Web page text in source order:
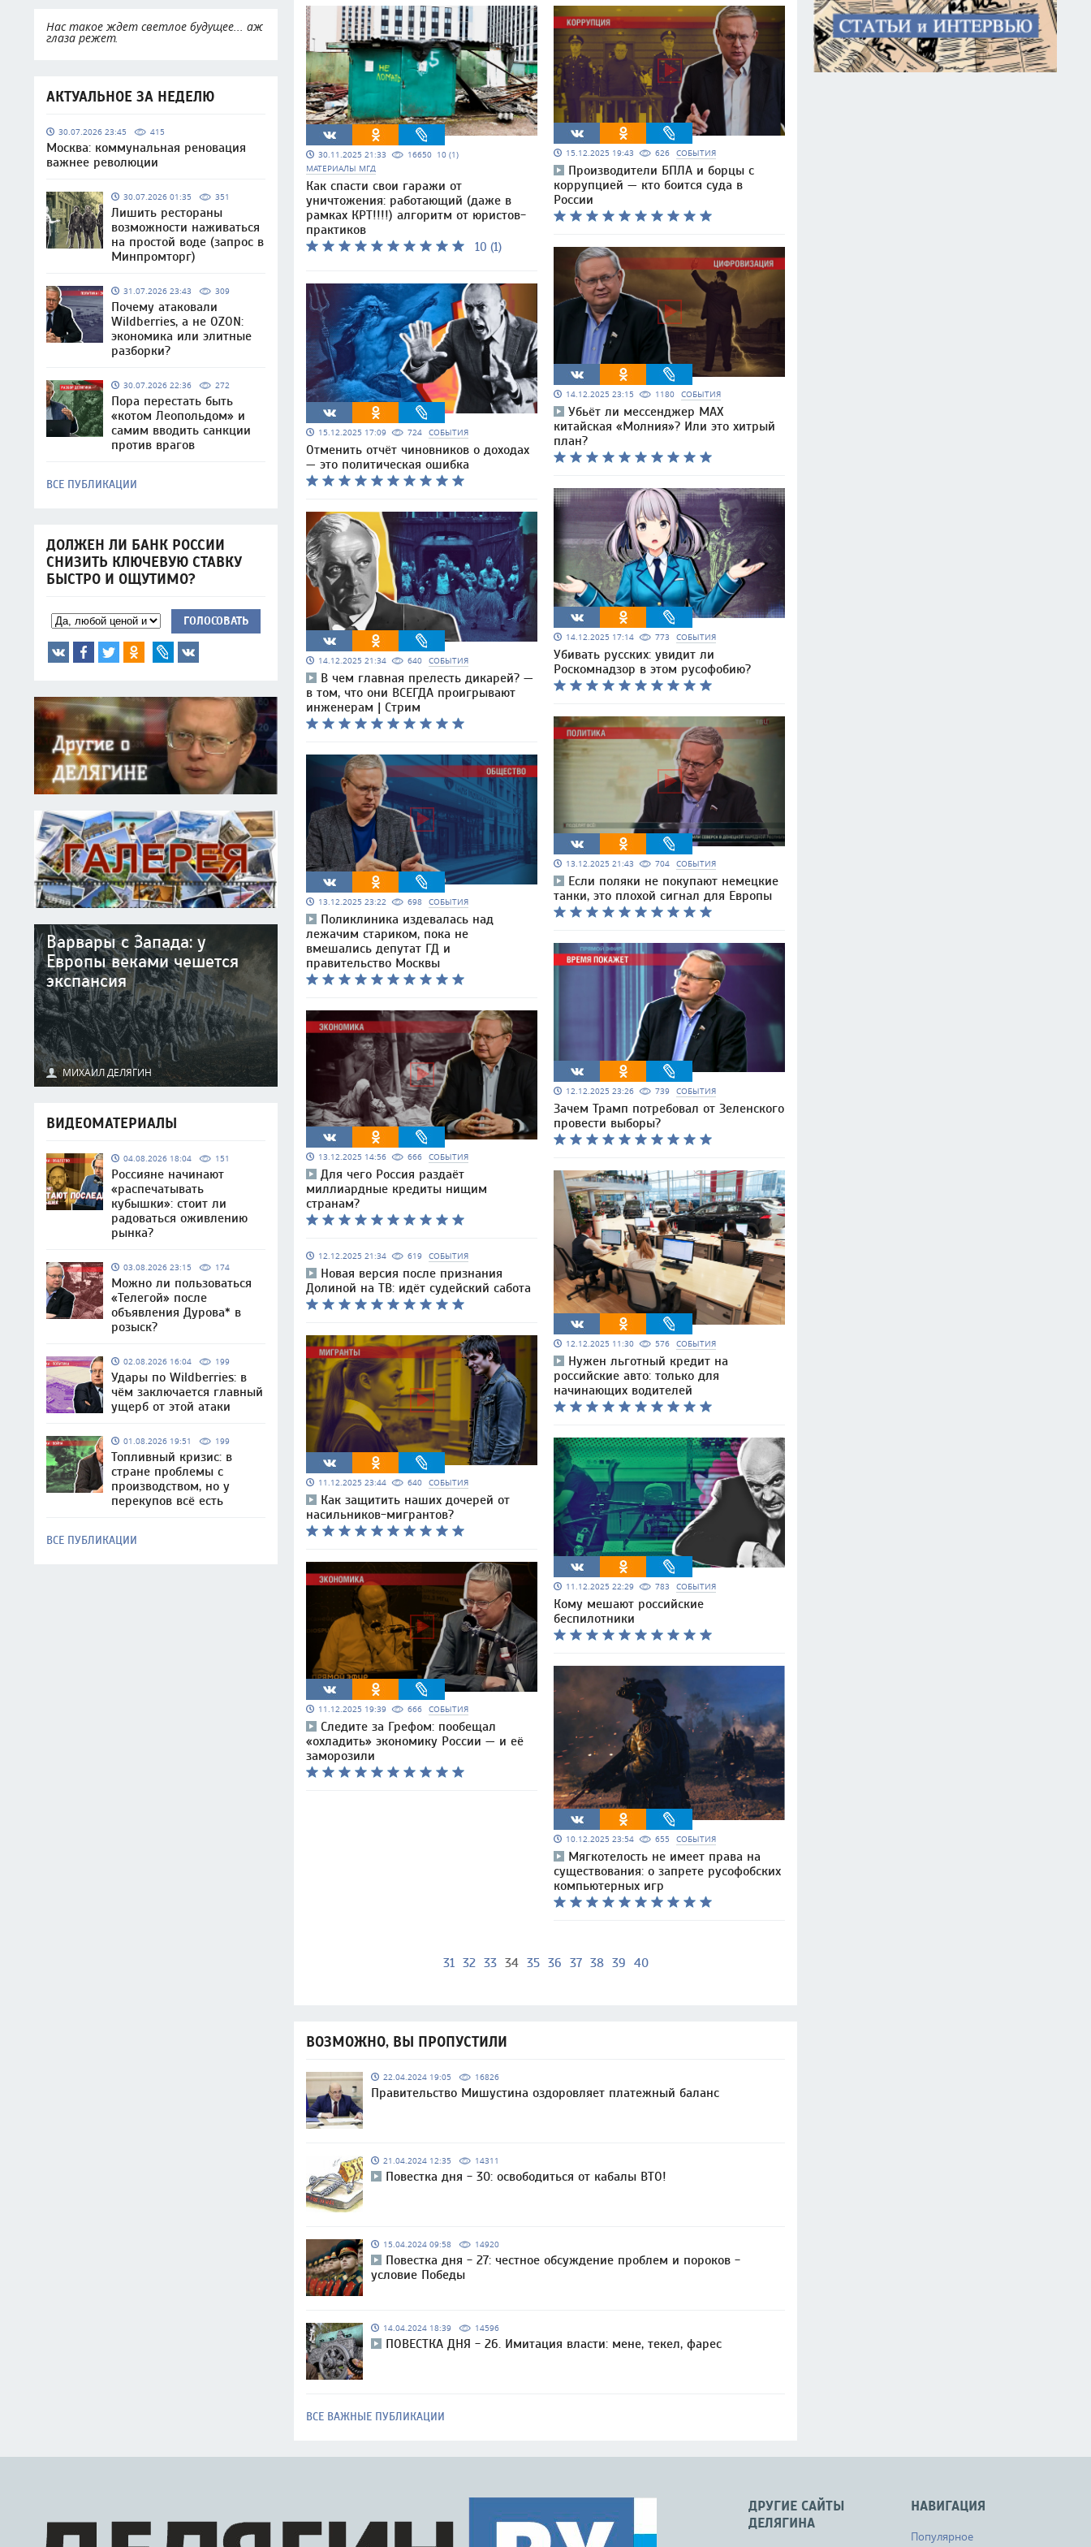
Нас такое ждет светлое будущее... аж
глаза режет.
АКТУАЛЬНОЕ ЗА НЕДЕЛЮ
30.07.2026 23:45 415
Москва: коммунальная реновация
важнее революции
30.07.2026 01:35 351
Лишить рестораны
возможности наживаться
на простой воде (запрос в
Минпромторг)
31.07.2026 23:43 309
Почему атаковали
Wildberries, а не OZON:
экономика или элитные
разборки?
30.07.2026 22:36 272
Пора перестать быть
«котом Леопольдом» и
самим вводить санкции
против врагов
ВСЕ ПУБЛИКАЦИИ
ДОЛЖЕН ЛИ БАНК РОССИИ
СНИЗИТЬ КЛЮЧЕВУЮ СТАВКУ
БЫСТРО И ОЩУТИМО?
ГОЛОСОВАТЬ
Варвары с Запада: у
Европы веками чешется
экспансия
МИХАИЛ ДЕЛЯГИН
ВИДЕОМАТЕРИАЛЫ
04.08.2026 18:04 151
Россияне начинают
«распечатывать
кубышки»: стоит ли
радоваться оживлению
рынка?
03.08.2026 23:15 174
Можно ли пользоваться
«Телегой» после
объявления Дурова* в
розыск?
02.08.2026 16:04 199
Удары по Wildberries: в
чём заключается главный
ущерб от этой атаки
01.08.2026 19:51 199
Топливный кризис: в
стране проблемы с
производством, но у
перекупов всё есть
ВСЕ ПУБЛИКАЦИИ
30.11.2025 21:33 16650 10 (1)
МАТЕРИАЛЫ МГД
Как спасти свои гаражи от
уничтожения: работающий (даже в
рамках КРТ!!!!) алгоритм от юристов-
практиков
10 (1)
15.12.2025 17:09 724 СОБЫТИЯ
Отменить отчёт чиновников о доходах
— это политическая ошибка
14.12.2025 21:34 640 СОБЫТИЯ
В чем главная прелесть дикарей? —
в том, что они ВСЕГДА проигрывают
инженерам | Стрим
13.12.2025 23:22 698 СОБЫТИЯ
Поликлиника издевалась над
лежачим стариком, пока не
вмешались депутат ГД и
правительство Москвы
13.12.2025 14:56 666 СОБЫТИЯ
Для чего Россия раздаёт
миллиардные кредиты нищим
странам?
12.12.2025 21:34 619 СОБЫТИЯ
Новая версия после признания
Долиной на ТВ: идёт судейский сабота
11.12.2025 23:44 640 СОБЫТИЯ
Как защитить наших дочерей от
насильников-мигрантов?
11.12.2025 19:39 666 СОБЫТИЯ
Следите за Грефом: пообещал
«охладить» экономику России — и её
заморозили
15.12.2025 19:43 626 СОБЫТИЯ
Производители БПЛА и борцы с
коррупцией — кто боится суда в
России
14.12.2025 23:15 1180 СОБЫТИЯ
Убьёт ли мессенджер МАХ
китайская «Молния»? Или это хитрый
план?
14.12.2025 17:14 773 СОБЫТИЯ
Убивать русских: увидит ли
Роскомнадзор в этом русофобию?
13.12.2025 21:43 704 СОБЫТИЯ
Если поляки не покупают немецкие
танки, это плохой сигнал для Европы
12.12.2025 23:26 739 СОБЫТИЯ
Зачем Трамп потребовал от Зеленского
провести выборы?
12.12.2025 11:30 576 СОБЫТИЯ
Нужен льготный кредит на
российские авто: только для
начинающих водителей
11.12.2025 22:29 783 СОБЫТИЯ
Кому мешают российские
беспилотники
10.12.2025 23:54 655 СОБЫТИЯ
Мягкотелость не имеет права на
существования: о запрете русофобских
компьютерных игр
31 32 33 34 35 36 37 38 39 40
ВОЗМОЖНО, ВЫ ПРОПУСТИЛИ
22.04.2024 19:05 16826
Правительство Мишустина оздоровляет платежный баланс
21.04.2024 12:35 14311
Повестка дня - 30: освободиться от кабалы ВТО!
15.04.2024 09:58 14920
Повестка дня - 27: честное обсуждение проблем и пороков -
условие Победы
14.04.2024 18:39 14596
ПОВЕСТКА ДНЯ - 26. Имитация власти: мене, текел, фарес
ВСЕ ВАЖНЫЕ ПУБЛИКАЦИИ
НАВИГАЦИЯ
Популярное
ДРУГИЕ САЙТЫ
ДЕЛЯГИНА